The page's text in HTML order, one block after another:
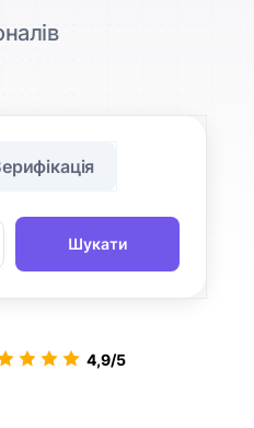
Шукати
4,9/5